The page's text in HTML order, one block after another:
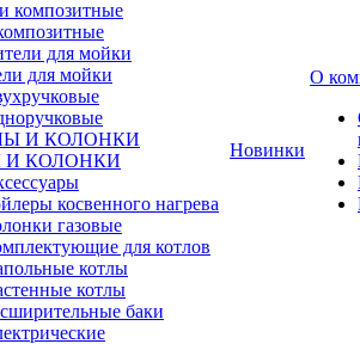
для мойки
И КОЛОНКИ
косвенного нагрева
газовые
для котлов
котлы
котлы
баки
Новинки
О